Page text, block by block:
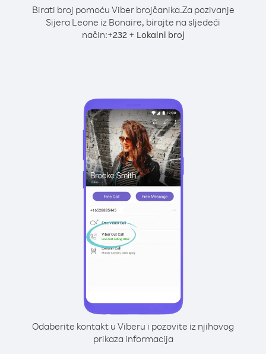
Birati broj pomoću Viber brojčanika.Za pozivanje
Sijera Leone iz Bonaire, birajte na sljedeći
način:+232+ Lokalni broj
Odaberite kontakt u Viberu i pozovite iz njihovog
prikaza informacija